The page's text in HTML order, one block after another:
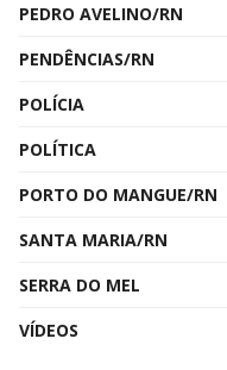
PEDRO AVELINO/RN
PENDÊNCIAS/RN
POLÍCIA
POLÍTICA
PORTO DO MANGUE/RN
SANTA MARIA/RN
SERRA DO MEL
VÍDEOS